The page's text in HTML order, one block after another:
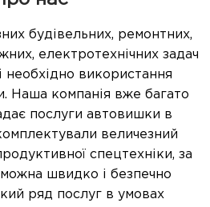
будівельних, ремонтних,
електротехнічних задач
необхідно використання
Наша компанія вже багато
послуги автовишки в
величезний
спецтехніки, за
швидко і безпечно
ряд послуг в умовах